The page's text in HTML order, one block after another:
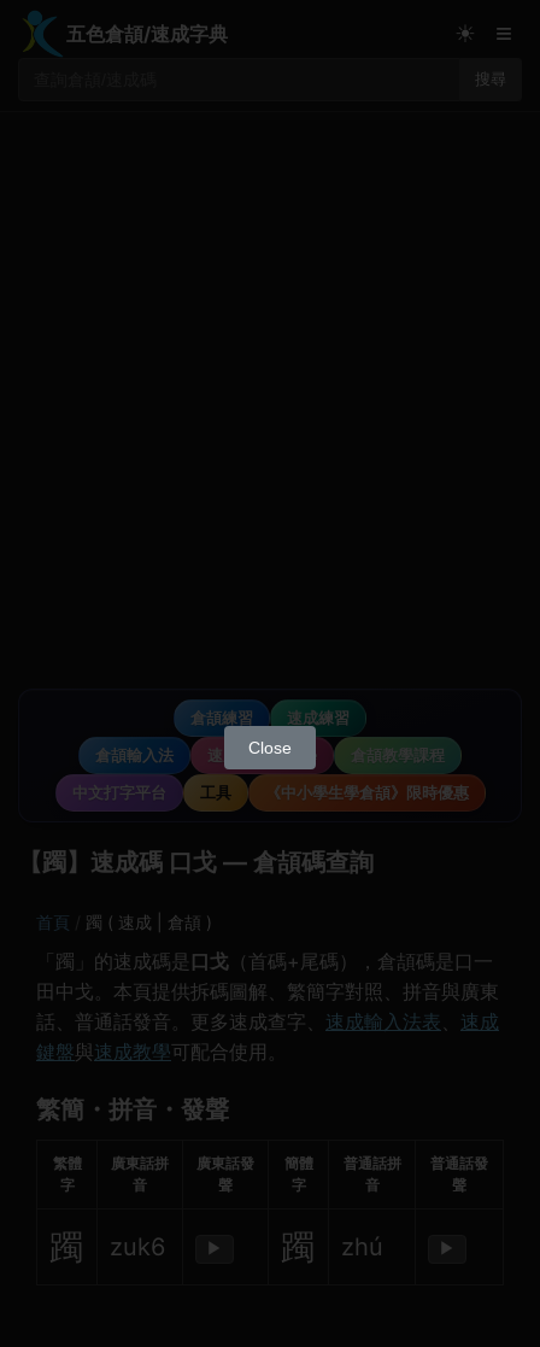
五色倉頡/速成字典
搜尋
☀ ≡
倉頡練習
速成練習
倉頡輸入法
速成輸入法教學
倉頡教學課程
中文打字平台
工具 《中小學生學倉頡》限時優惠
【躅】速成碼 口戈 — 倉頡碼查詢
首頁 躅 ( 速成 | 倉頡 )
「躅」的速成碼是 口戈 （首碼+尾碼），倉頡碼是口一
田中戈。本頁提供拆碼圖解、繁簡字對照、拼音與廣東
話、普通話發音。更多速成查字、 速成輸入法表、 速成
鍵盤與速成教學可配合使用。
繁簡・拼音・發聲
繁體
字
廣東話拼
音
廣東話發
聲
簡體
字
普通話拼
音
普通話發
聲
躅 zuk6 ▶ 躅 zhú ▶
Close